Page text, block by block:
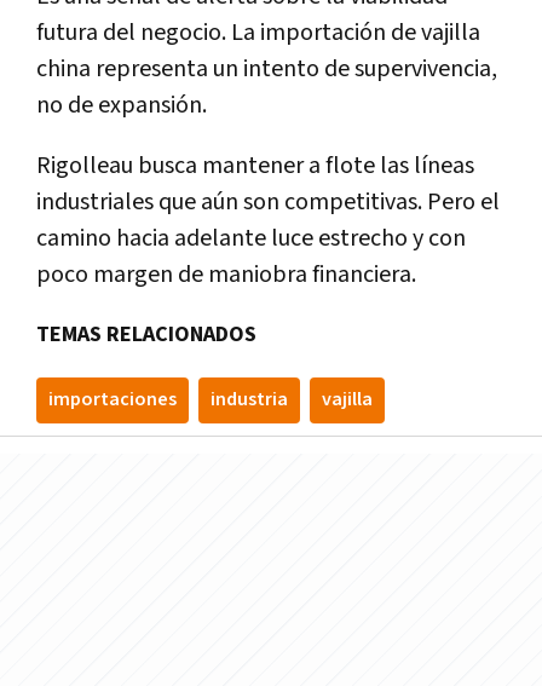
futura del negocio. La importación de vajilla
china representa un intento de supervivencia,
no de expansión.
Rigolleau busca mantener a flote las líneas
industriales que aún son competitivas. Pero el
camino hacia adelante luce estrecho y con
poco margen de maniobra financiera.
TEMAS RELACIONADOS
importaciones industria vajilla